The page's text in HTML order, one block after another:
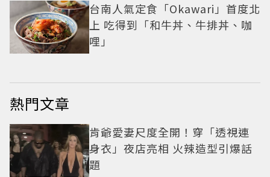
台南人氣定食「Okawari」首度北
上 吃得到「和牛丼、牛排丼、咖
哩」
熱門文章
肯爺愛妻尺度全開！穿「透視連
身衣」夜店亮相 火辣造型引爆話
題